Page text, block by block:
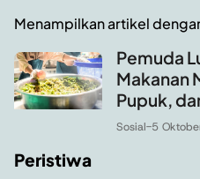
Menampilkan artikel
Pemuda
Makanan
Pupuk,
Sosial-5
Peristiwa